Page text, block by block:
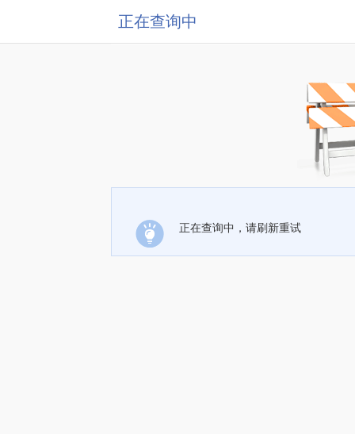
正在查询中
正在查询中，请刷新重试